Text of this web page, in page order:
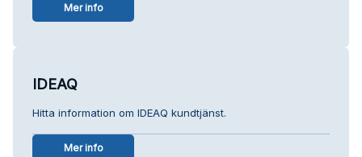
Mer info
IDEAQ
Hitta information om IDEAQ kundtjänst.
Mer info